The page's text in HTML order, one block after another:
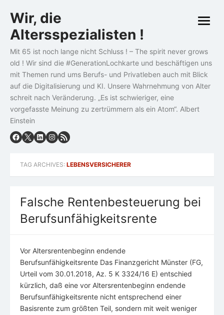
to
content
Wir, die
Altersspezialisten !
Mit 65 ist noch lange nicht Schluss ! – The spirit never grows
old ! Wir sind die #GenerationLochkarte und beschäftigen uns
mit Themen rund ums Berufs- und Privatleben auch mit Blick
auf die Digitalisierung und KI. Unsere Wahrnehmung von Alter
schreit nach Veränderung. „Es ist schwieriger, eine
vorgefasste Meinung zu zertrümmern als ein Atom“. Albert
Einstein
open
TAG ARCHIVES: LEBENSVERSICHERER
Falsche Rentenbesteuerung bei
Berufsunfähigkeitsrente
Vor Altersrentenbeginn endende
Berufsunfähigkeitsrente Das Finanzgericht Münster (FG,
Urteil vom 30.01.2018, Az. 5 K 3324/16 E) entschied
kürzlich, daß eine vor Altersrentenbeginn endende
Berufsunfähigkeitsrente nicht entsprechend einer
Basisrente zum größten Teil, sondern mit weit weniger